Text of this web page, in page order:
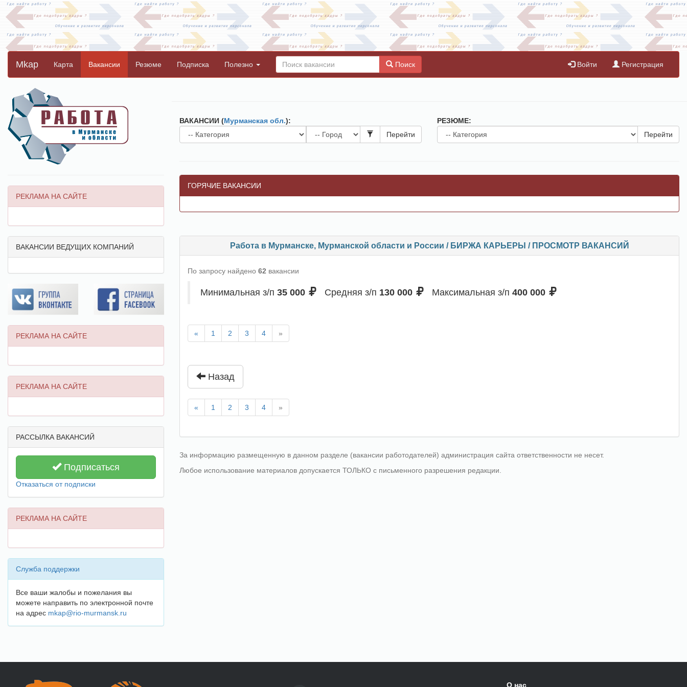
Mkap Карта Вакансии Резюме Подписка Полезно Поиск Войти Регистрация
РЕКЛАМА НА САЙТЕ
ВАКАНСИИ ВЕДУЩИХ КОМПАНИЙ
РЕКЛАМА НА САЙТЕ
РЕКЛАМА НА САЙТЕ
РАССЫЛКА ВАКАНСИЙ
Подписаться
Отказаться от подписки
РЕКЛАМА НА САЙТЕ
Служба поддержки
Все ваши жалобы и пожелания вы
можете направить по электронной почте
на адрес mkap@rio-murmansk.ru
ВАКАНСИИ (Мурманская обл.):
Перейти
РЕЗЮМЕ:
Перейти
ГОРЯЧИЕ ВАКАНСИИ
Работа в Мурманске, Мурманской области и России / БИРЖА КАРЬЕРЫ / ПРОСМОТР ВАКАНСИЙ
По запросу найдено 62 вакансии
Минимальная з/п 35 000 Средняя з/п 130 000 Максимальная з/п 400 000
« 1 2 3 4 »
Назад
« 1 2 3 4 »
За информацию размещенную в данном разделе (вакансии работодателей) администрация сайта ответственности не несет.
Любое использование материалов допускается ТОЛЬКО с письменного разрешения редакции.
О нас